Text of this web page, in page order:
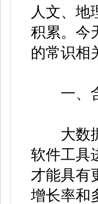
人文、地
积累。今
的常识相
一、
大数据
软件工具
才能具有
增长率和